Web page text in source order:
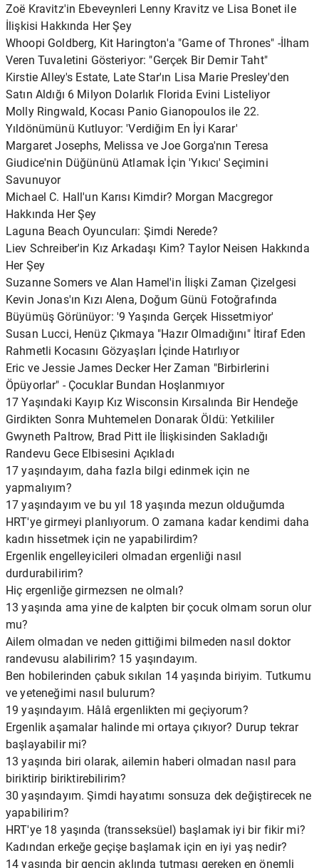
Zoë Kravitz'in Ebeveynleri Lenny Kravitz ve Lisa Bonet ile
İlişkisi Hakkında Her Şey
Whoopi Goldberg, Kit Harington'a "Game of Thrones" -İlham
Veren Tuvaletini Gösteriyor: "Gerçek Bir Demir Taht"
Kirstie Alley's Estate, Late Star'ın Lisa Marie Presley'den
Satın Aldığı 6 Milyon Dolarlık Florida Evini Listeliyor
Molly Ringwald, Kocası Panio Gianopoulos ile 22.
Yıldönümünü Kutluyor: 'Verdiğim En İyi Karar'
Margaret Josephs, Melissa ve Joe Gorga'nın Teresa
Giudice'nin Düğününü Atlamak İçin 'Yıkıcı' Seçimini
Savunuyor
Michael C. Hall'un Karısı Kimdir? Morgan Macgregor
Hakkında Her Şey
Laguna Beach Oyuncuları: Şimdi Nerede?
Liev Schreiber'in Kız Arkadaşı Kim? Taylor Neisen Hakkında
Her Şey
Suzanne Somers ve Alan Hamel'in İlişki Zaman Çizelgesi
Kevin Jonas'ın Kızı Alena, Doğum Günü Fotoğrafında
Büyümüş Görünüyor: '9 Yaşında Gerçek Hissetmiyor'
Susan Lucci, Henüz Çıkmaya "Hazır Olmadığını" İtiraf Eden
Rahmetli Kocasını Gözyaşları İçinde Hatırlıyor
Eric ve Jessie James Decker Her Zaman "Birbirlerini
Öpüyorlar" - Çocuklar Bundan Hoşlanmıyor
17 Yaşındaki Kayıp Kız Wisconsin Kırsalında Bir Hendeğe
Girdikten Sonra Muhtemelen Donarak Öldü: Yetkililer
Gwyneth Paltrow, Brad Pitt ile İlişkisinden Sakladığı
Randevu Gece Elbisesini Açıkladı
17 yaşındayım, daha fazla bilgi edinmek için ne
yapmalıyım?
17 yaşındayım ve bu yıl 18 yaşında mezun olduğumda
HRT'ye girmeyi planlıyorum. O zamana kadar kendimi daha
kadın hissetmek için ne yapabilirdim?
Ergenlik engelleyicileri olmadan ergenliği nasıl
durdurabilirim?
Hiç ergenliğe girmezsen ne olmalı?
13 yaşında ama yine de kalpten bir çocuk olmam sorun olur
mu?
Ailem olmadan ve neden gittiğimi bilmeden nasıl doktor
randevusu alabilirim? 15 yaşındayım.
Ben hobilerinden çabuk sıkılan 14 yaşında biriyim. Tutkumu
ve yeteneğimi nasıl bulurum?
19 yaşındayım. Hâlâ ergenlikten mi geçiyorum?
Ergenlik aşamalar halinde mi ortaya çıkıyor? Durup tekrar
başlayabilir mi?
13 yaşında biri olarak, ailemin haberi olmadan nasıl para
biriktirip biriktirebilirim?
30 yaşındayım. Şimdi hayatımı sonsuza dek değiştirecek ne
yapabilirim?
HRT'ye 18 yaşında (transseksüel) başlamak iyi bir fikir mi?
Kadından erkeğe geçişe başlamak için en iyi yaş nedir?
14 yaşında bir gencin aklında tutması gereken en önemli